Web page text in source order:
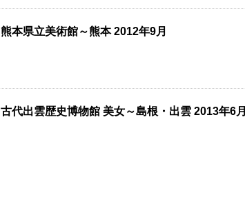
熊本県立美術館～熊本 2012年9月
古代出雲歴史博物館 美女～島根・出雲 2013年6月